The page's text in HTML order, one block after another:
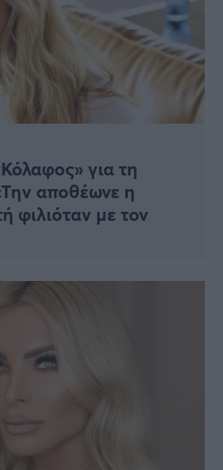
για τη
αποθέωνε η
φιλιόταν με τον